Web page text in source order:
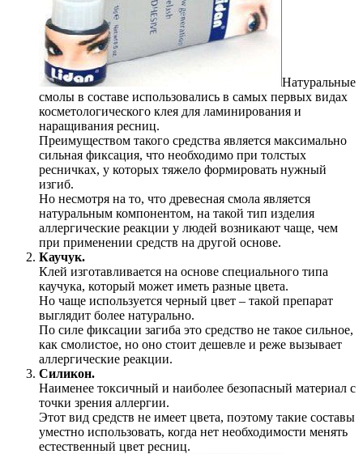
Натуральные
смолы в составе использовались в самых первых видах
косметологического клея для ламинирования и
наращивания ресниц.
Преимуществом такого средства является максимально
сильная фиксация, что необходимо при толстых
ресничках, у которых тяжело формировать нужный
изгиб.
Но несмотря на то, что древесная смола является
натуральным компонентом, на такой тип изделия
аллергические реакции у людей возникают чаще, чем
при применении средств на другой основе.
Каучук.
Клей изготавливается на основе специального типа
каучука, который может иметь разные цвета.
Но чаще используется черный цвет – такой препарат
выглядит более натурально.
По силе фиксации загиба это средство не такое сильное,
как смолистое, но оно стоит дешевле и реже вызывает
аллергические реакции.
Силикон.
Наименее токсичный и наиболее безопасный материал с
точки зрения аллергии.
Этот вид средств не имеет цвета, поэтому такие составы
уместно использовать, когда нет необходимости менять
естественный цвет ресниц.